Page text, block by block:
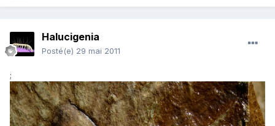
Halucigenia
Posté(e) 29 mai 2011
;